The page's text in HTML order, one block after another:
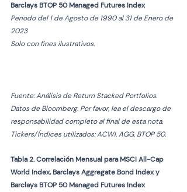
Barclays BTOP 50 Managed Futures Index
Periodo del 1 de Agosto de 1990 al 31 de Enero de
2023
Solo con fines ilustrativos.
Fuente: Análisis de Return Stacked Portfolios.
Datos de Bloomberg. Por favor, lea el descargo de
responsabilidad completo al final de esta nota.
Tickers/Índices utilizados: ACWI, AGG, BTOP 50.
Tabla 2. Correlación Mensual para MSCI All-Cap
World Index, Barclays Aggregate Bond Index y
Barclays BTOP 50 Managed Futures Index